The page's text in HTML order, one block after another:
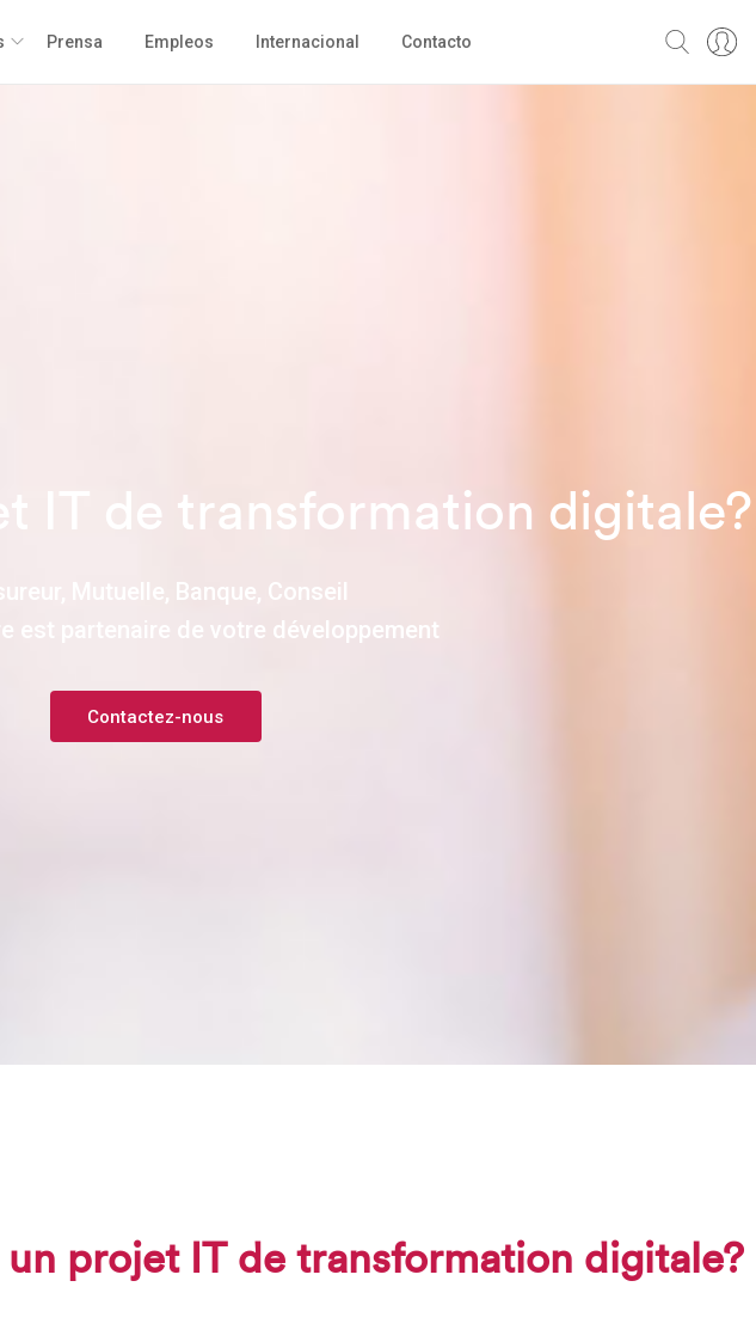
Prensa Empleos Internacional Contacto
IT de transformation digitale?
Mutuelle, Banque, Conseil
est partenaire de votre développement
Contactez-nous
un projet IT de transformation digitale?